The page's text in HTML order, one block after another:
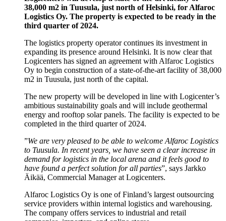
38,000 m2 in Tuusula, just north of Helsinki, for Alfaroc
Logistics Oy. The property is expected to be ready in the
third quarter of 2024.
The logistics property operator continues its investment in
expanding its presence around Helsinki. It is now clear that
Logicenters has signed an agreement with Alfaroc Logistics
Oy to begin construction of a state-of-the-art facility of 38,000
m2 in Tuusula, just north of the capital.
The new property will be developed in line with Logicenter’s
ambitious sustainability goals and will include geothermal
energy and rooftop solar panels. The facility is expected to be
completed in the third quarter of 2024.
”We are very pleased to be able to welcome Alfaroc Logistics
to Tuusula. In recent years, we have seen a clear increase in
demand for logistics in the local arena and it feels good to
have found a perfect solution for all parties”, says Jarkko
Äikää, Commercial Manager at Logicenters.
Alfaroc Logistics Oy is one of Finland’s largest outsourcing
service providers within internal logistics and warehousing.
The company offers services to industrial and retail